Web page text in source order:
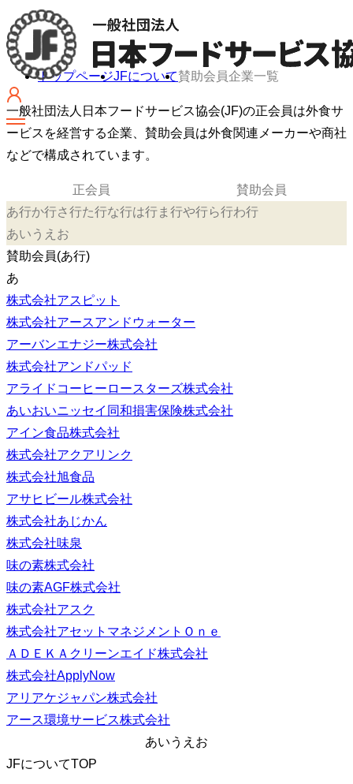
トップページJFについて賛助会員企業⼀覧
一般社団法人日本フードサービス協会(JF)の正会員は外食サ
ービスを経営する企業、賛助会員は外食関連メーカーや商社
などで構成されています。
正会員
賛助会員
あ行か行さ行た行な行は行ま行や行ら行わ行
あい う え お
賛助会員(あ行)
あ
株式会社アスピット
株式会社アースアンドウォーター
アーバンエナジー株式会社
株式会社アンドパッド
アライドコーヒーロースターズ株式会社
あいおいニッセイ同和損害保険株式会社
アイン食品株式会社
株式会社アクアリンク
株式会社旭食品
アサヒビール株式会社
株式会社あじかん
株式会社味泉
味の素株式会社
味の素AGF株式会社
株式会社アスク
株式会社アセットマネジメントＯｎｅ
ＡＤＥＫＡクリーンエイド株式会社
株式会社ApplyNow
アリアケジャパン株式会社
アース環境サービス株式会社
あい う え お
JFについてTOP